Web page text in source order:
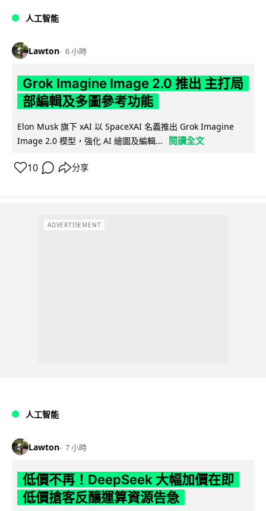
人工智能
Lawton 6 小時
Grok Imagine Image 2.0 推出 主打局
部編輯及多圖參考功能
Elon Musk 旗下 xAI 以 SpaceXAI 名義推出 Grok Imagine
Image 2.0 模型，強化 AI 繪圖及編輯...
閱讀全文
10 分享
ADVERTISEMENT
人工智能
Lawton 7 小時
低價不再！DeepSeek 大幅加價在即
低價搶客反釀運算資源告急